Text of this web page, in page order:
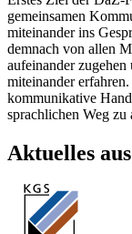
gemeinsamen
miteinander ins
demnach von allen
aufeinander
miteinander
kommunikative
sprachlichen Weg zu
Aktuelles